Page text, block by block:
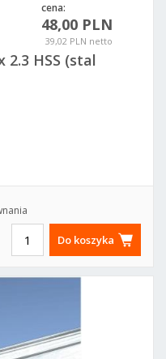
cena:
48,00 PLN
39,02 PLN netto
2.3 HSS (stal
Do koszyka